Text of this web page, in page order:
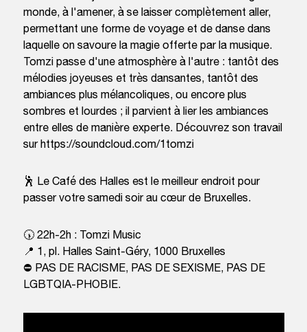
monde, à l'amener, à se laisser complètement aller,
permettant une forme de voyage et de danse dans
laquelle on savoure la magie offerte par la musique.
Tomzi passe d'une atmosphère à l'autre : tantôt des
mélodies joyeuses et très dansantes, tantôt des
ambiances plus mélancoliques, ou encore plus
sombres et lourdes ; il parvient à lier les ambiances
entre elles de manière experte. Découvrez son travail
sur https://soundcloud.com/1tomzi
🕺 Le Café des Halles est le meilleur endroit pour
passer votre samedi soir au cœur de Bruxelles.
🕠 22h-2h : Tomzi Music
📍 1, pl. Halles Saint-Géry, 1000 Bruxelles
⛔ PAS DE RACISME, PAS DE SEXISME, PAS DE
LGBTQIA-PHOBIE.